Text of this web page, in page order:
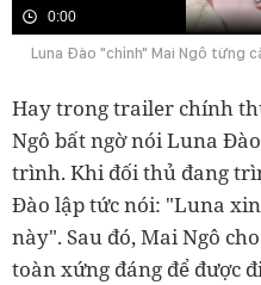
0:00
Luna Đào "chỉnh" Mai Ngô từng
Hay trong trailer chính
Ngô bất ngờ nói Luna
trình. Khi đối thủ đang
Đào lập tức nói: "Luna
này". Sau đó, Mai Ngô
toàn xứng đáng để được